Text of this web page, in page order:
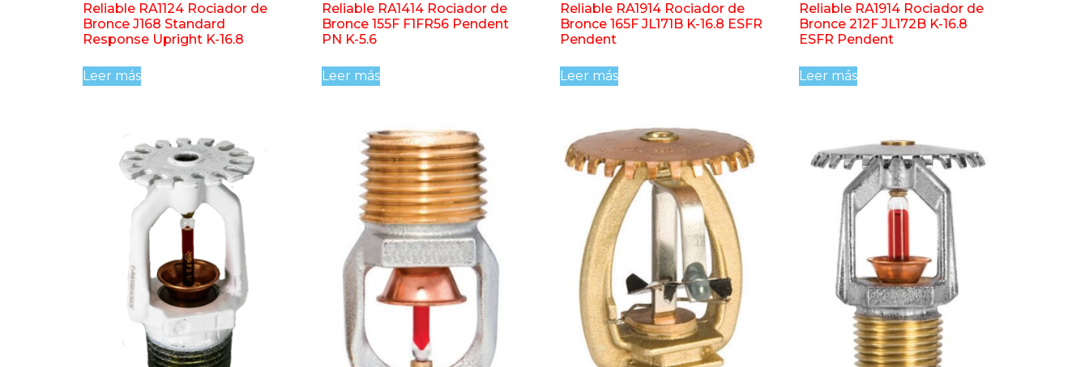
Reliable RA1124 Rociador de
Bronce J168 Standard
Response Upright K-16.8
Leer más
Reliable RA1414 Rociador de
Bronce 155F F1FR56 Pendent
PN K-5.6
Leer más
Reliable RA1914 Rociador de
Bronce 165F JL171B K-16.8 ESFR
Pendent
Leer más
Reliable RA1914 Rociador de
Bronce 212F JL172B K-16.8
ESFR Pendent
Leer más